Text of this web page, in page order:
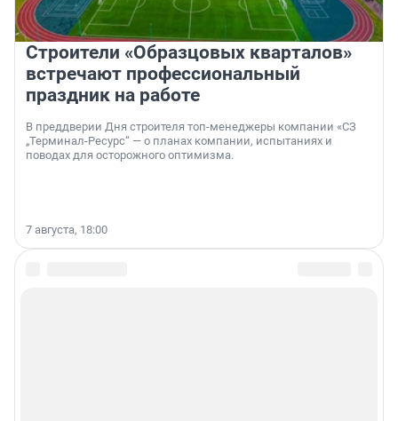
Строители «Образцовых кварталов»
встречают профессиональный
праздник на работе
В преддверии Дня строителя топ-менеджеры компании «СЗ
„Терминал-Ресурс“ — о планах компании, испытаниях и
поводах для осторожного оптимизма.
7 августа, 18:00